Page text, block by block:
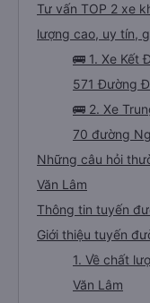
Tư vấn TOP 2 xe
lượng cao, uy tín,
🚌 1. Xe Kết
571 Đường
🚌 2. Xe
70 đường
Những câu hỏi
Văn Lâm
Thông tin tuyến
Giới thiệu tuyến
1. Về chất
Văn Lâm